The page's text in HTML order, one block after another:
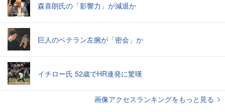
森喜朗氏の「影響力」が減退か
巨人のベテラン左腕が「密会」か
イチロー氏 52歳でHR連発に驚嘆
画像アクセスランキングをもっと見る